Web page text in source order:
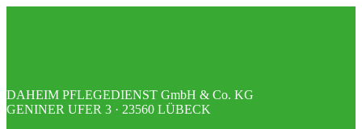
DAHEIM PFLEGEDIENST GmbH & Co. KG
GENINER UFER 3 · 23560 LÜBECK